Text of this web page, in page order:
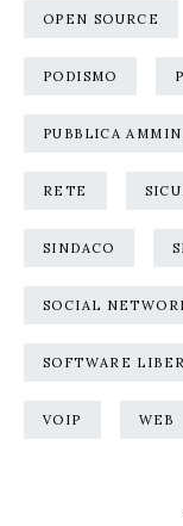
OPEN SOURCE
PODISMO
PUBBLICA
RETE
SINDACO
SOCIAL
SOFTWARE
VOIP WEB